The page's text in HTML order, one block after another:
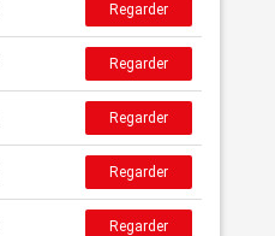
Regarder
Regarder
Regarder
Regarder
Regarder